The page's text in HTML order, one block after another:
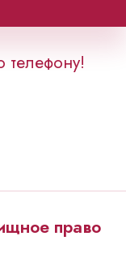
телефону!
право